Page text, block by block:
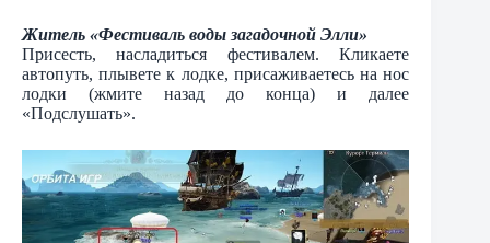
Житель «Фестиваль воды загадочной Элли»
Присесть, насладиться фестивалем. Кликаете
автопуть, плывете к лодке, присаживаетесь на нос
лодки (жмите назад до конца) и далее
«Подслушать».